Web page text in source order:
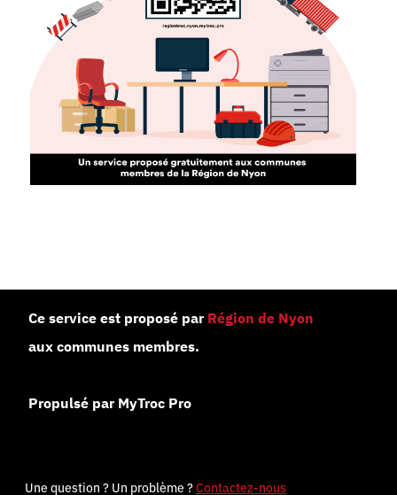
Ce service est proposé par Région de Nyon
aux communes membres.
Propulsé par MyTroc Pro
Une question ? Un problème ?Contactez-nous